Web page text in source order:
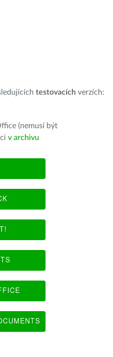
testovacích verzích:
(nemusí být
v archivu